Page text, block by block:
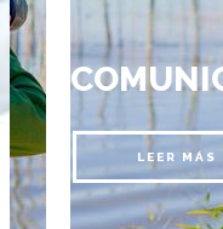
LEER MÁS